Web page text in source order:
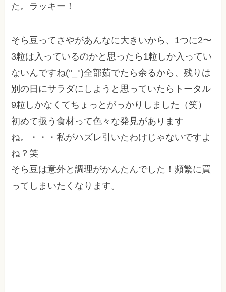
た。ラッキー！
そら豆ってさやがあんなに大きいから、1つに2〜
3粒は入っているのかと思ったら1粒しか入ってい
ないんですね(°_°)全部茹でたら余るから、残りは
別の日にサラダにしようと思っていたらトータル
9粒しかなくてちょっとがっかりしました（笑）
初めて扱う食材って色々な発見があります
ね。・・・私がハズレ引いたわけじゃないですよ
ね？笑
そら豆は意外と調理がかんたんでした！頻繁に買
ってしまいたくなります。